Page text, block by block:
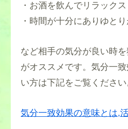
・お酒を飲んでリラック
・時間が十分にありゆと
など相手の気分が良い時
がオススメです。気分一
い方は下記をご覧ください
気分一致効果の意味とは,